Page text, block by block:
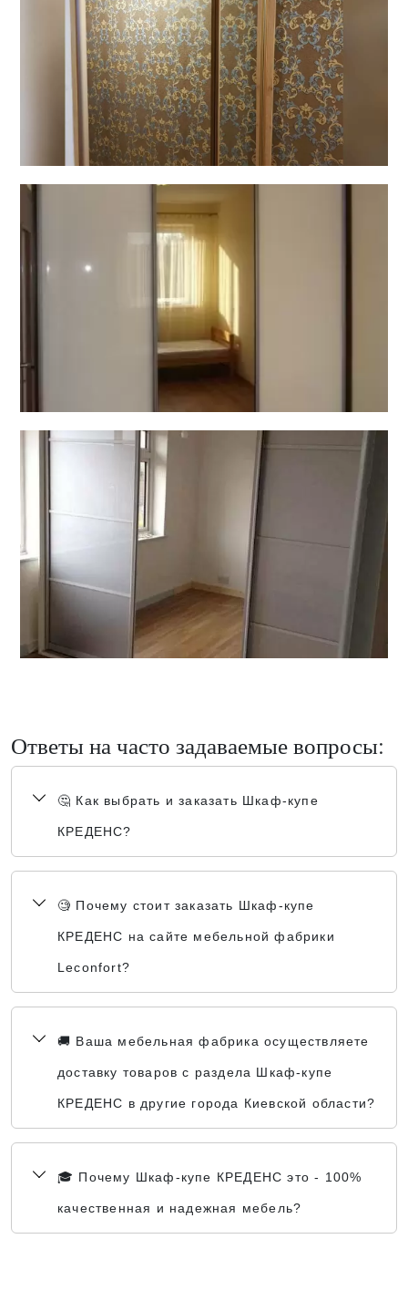
Ответы на часто задаваемые вопросы:
🤔 Как выбрать и заказать Шкаф-купе
КРЕДЕНС?
🧐 Почему стоит заказать Шкаф-купе
КРЕДЕНС на сайте мебельной фабрики
Leconfort?
🚚 Ваша мебельная фабрика осуществляете
доставку товаров с раздела Шкаф-купе
КРЕДЕНС в другие города Киевской области?
🎓 Почему Шкаф-купе КРЕДЕНС это - 100%
качественная и надежная мебель?